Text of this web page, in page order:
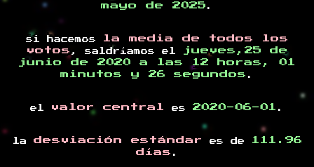
mayo de 2025 .
si hacemos
la media de todos los
votos , saldríamos el
jueves,25 de
junio de 2020 a las 12 horas, 01
minutos y 26 segundos .
el valor central es 2020-06-01 .
la desviación estándar es de
111.96
días .